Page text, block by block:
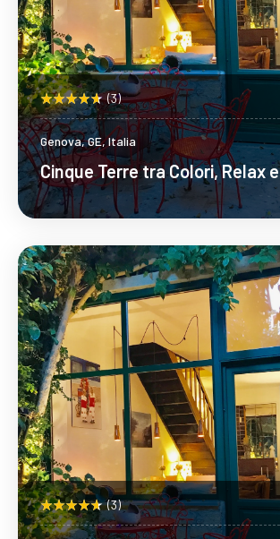
(3)
Genova, GE, Italia
Cinque Terre tra Colori, Relax
Scopri Di Più
(3)